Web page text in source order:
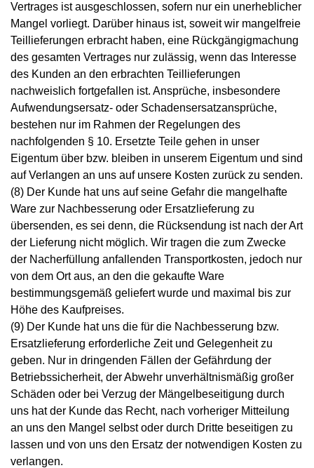
Vertrages ist ausgeschlossen, sofern nur ein unerheblicher
Mangel vorliegt. Darüber hinaus ist, soweit wir mangelfreie
Teillieferungen erbracht haben, eine Rückgängigmachung
des gesamten Vertrages nur zulässig, wenn das Interesse
des Kunden an den erbrachten Teillieferungen
nachweislich fortgefallen ist. Ansprüche, insbesondere
Aufwendungsersatz- oder Schadensersatzansprüche,
bestehen nur im Rahmen der Regelungen des
nachfolgenden § 10. Ersetzte Teile gehen in unser
Eigentum über bzw. bleiben in unserem Eigentum und sind
auf Verlangen an uns auf unsere Kosten zurück zu senden.
(8) Der Kunde hat uns auf seine Gefahr die mangelhafte
Ware zur Nachbesserung oder Ersatzlieferung zu
übersenden, es sei denn, die Rücksendung ist nach der Art
der Lieferung nicht möglich. Wir tragen die zum Zwecke
der Nacherfüllung anfallenden Transportkosten, jedoch nur
von dem Ort aus, an den die gekaufte Ware
bestimmungsgemäß geliefert wurde und maximal bis zur
Höhe des Kaufpreises.
(9) Der Kunde hat uns die für die Nachbesserung bzw.
Ersatzlieferung erforderliche Zeit und Gelegenheit zu
geben. Nur in dringenden Fällen der Gefährdung der
Betriebssicherheit, der Abwehr unverhältnismäßig großer
Schäden oder bei Verzug der Mängelbeseitigung durch
uns hat der Kunde das Recht, nach vorheriger Mitteilung
an uns den Mangel selbst oder durch Dritte beseitigen zu
lassen und von uns den Ersatz der notwendigen Kosten zu
verlangen.